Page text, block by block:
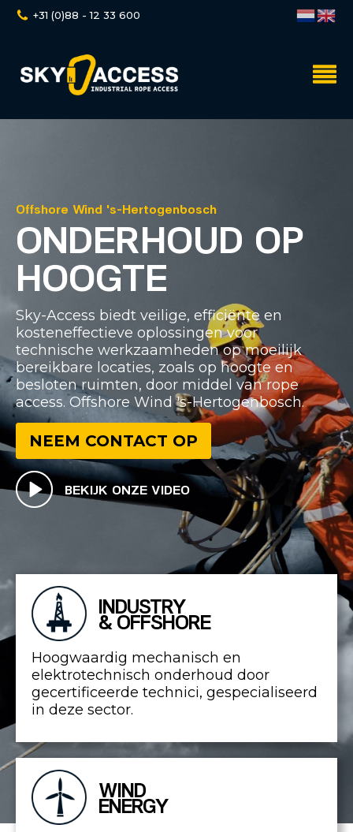
+31 (0)88 - 12 33 600
Offshore Wind 's-Hertogenbosch
ONDERHOUD OP
HOOGTE
Sky-Access biedt veilige, efficiënte en
kosteneffectieve oplossingen voor
technische werkzaamheden op moeilijk
bereikbare locaties, zoals op hoogte en
besloten ruimten, door middel van rope
access. Offshore Wind 's-Hertogenbosch.
NEEM CONTACT OP
BEKIJK ONZE VIDEO
INDUSTRY
& OFFSHORE
Hoogwaardig mechanisch en
elektrotechnisch onderhoud door
gecertificeerde technici, gespecialiseerd
in deze sector.
WIND
ENERGY